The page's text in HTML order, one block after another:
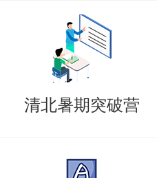
竞争大，压力大
研集训营，为
清北强基营、清
，更有清北清北
学员遍布清华北
清北暑期突破营